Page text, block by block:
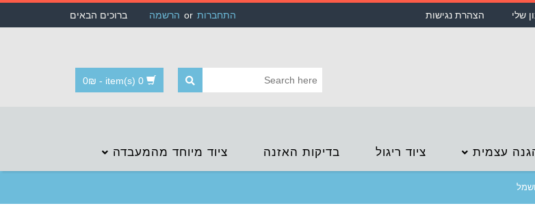
הצהרת נגישות שלי ברוכים הבאים התחברות הרשמה
0 item(s)
-
0₪
עצמית ציוד ריגול בדיקות האזנה ציוד מיוחד מהמעבדה